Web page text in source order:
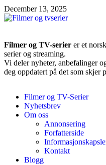
December 13, 2025
Filmer og TV-serier er et
serier og streaming.
Vi deler nyheter, anbefalinger
deg oppdatert på det som skjer
Filmer og TV-Serier
Nyhetsbrev
Om oss
Annonsering
Forfatterside
Kontakt
Blogg